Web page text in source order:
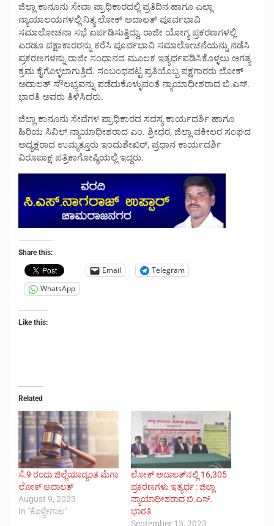
ಜಿಲ್ಲಾ ಕಾನೂನು ಸೇವಾ ಪ್ರಾಧಿಕಾರದಲ್ಲಿ ಪ್ರತಿದಿನ ಹಾಗೂ ಎಲ್ಲಾ
ನ್ಯಾಯಾಲಯಗಳಲ್ಲಿ ನಿತ್ಯ ಲೋಕ್ ಅದಾಲತ್ ಪೂರ್ವಭಾವಿ
ಸಮಾಲೋಚನಾ ಸಭೆ ಏರ್ಪಡಿಸುತ್ತಿದ್ದು, ರಾಜೀ ಯೋಗ್ಯ ಪ್ರಕರಣಗಳಲ್ಲಿ
ಎರಡೂ ಪಕ್ಷಾಕಾರರನ್ನು ಕರೆಸಿ ಪೂರ್ವಭಾವಿ ಸಮಾಲೋಚನೆಯನ್ನು ನಡೆಸಿ
ಪ್ರಕರಣಗಳನ್ನು ರಾಜೀ ಸಂಧಾನದ ಮೂಲಕ ಇತ್ಯರ್ಥಪಡಿಸಿಕೊಳ್ಳಲು ಅಗತ್ಯ
ಕ್ರಮ ಕೈಗೊಳ್ಳಲಾಗುತ್ತಿದೆ. ಸಂಬಂಧಪಟ್ಟ ಪ್ರತಿಯೊಬ್ಬ ಪಕ್ಷಗಾರರು ಲೋಕ್
ಅದಾಲತ್ ಸೌಲಭ್ಯವನ್ನು ಪಡೆದುಕೊಳ್ಳುವಂತೆ ನ್ಯಾಯಾಧೀಶರಾದ ಬಿ.ಎಸ್.
ಭಾರತಿ ಅವರು ತಿಳಿಸಿದರು.
ಜಿಲ್ಲಾ ಕಾನೂನು ಸೇವೆಗಳ ಪ್ರಾಧಿಕಾರದ ಸದಸ್ಯ ಕಾರ್ಯದರ್ಶಿ ಹಾಗೂ
ಹಿರಿಯ ಸಿವಿಲ್ ನ್ಯಾಯಾಧೀಶರಾದ ಎಂ. ಶ್ರೀಧರ, ಜಿಲ್ಲಾ ವಕೀಲರ ಸಂಘದ
ಅಧ್ಯಕ್ಷರಾದ ಉಮ್ಮತ್ತೂರು ಇಂದುಶೇಖರ್, ಪ್ರಧಾನ ಕಾರ್ಯದರ್ಶಿ
ವಿರೂಪಾಕ್ಷ ಪತ್ರಿಕಾಗೋಷ್ಠಿಯಲ್ಲಿ ಇದ್ದರು.
Share this:
Email
Telegram
WhatsApp
Like this:
Related
ಸೆ.9 ರಂದು ಜಿಲ್ಲೆಯಾದ್ಯಂತ ಮೆಗಾ
ಲೋಕ್ ಅದಾಲತ್
August 9, 2023
In "ಕೊಳ್ಳೇಗಾಲ"
ಲೋಕ್ ಅದಾಲತ್‌ನಲ್ಲಿ 16,305
ಪ್ರಕರಣಗಳು ಇತ್ಯರ್ಥ : ಜಿಲ್ಲಾ
ನ್ಯಾಯಾಧೀಶರಾದ ಬಿ.ಎಸ್.
ಭಾರತಿ
September 13, 2023